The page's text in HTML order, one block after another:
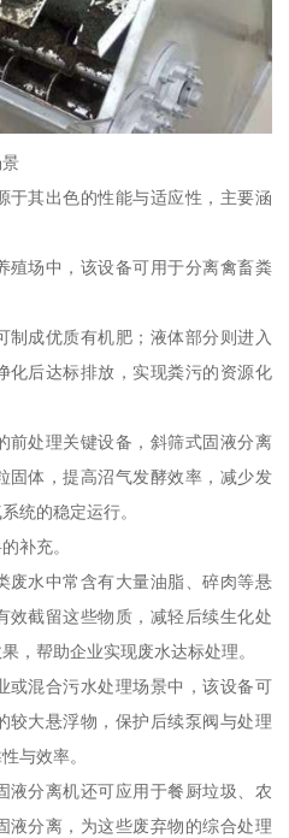
于其出色的性能与适应性，主要涵
殖场中，该设备可用于分离禽畜粪
制成优质有机肥；液体部分则进入
化后达标排放，实现粪污的资源化
前处理关键设备，斜筛式固液分离
固体，提高沼气发酵效率，减少发
统的稳定运行。
补充。
废水中常含有大量油脂、碎肉等悬
效截留这些物质，减轻后续生化处
，帮助企业实现废水达标处理。
或混合污水处理场景中，该设备可
较大悬浮物，保护后续泵阀与处理
与效率。
液分离机还可应用于餐厨垃圾、农
液分离，为这些废弃物的综合处理